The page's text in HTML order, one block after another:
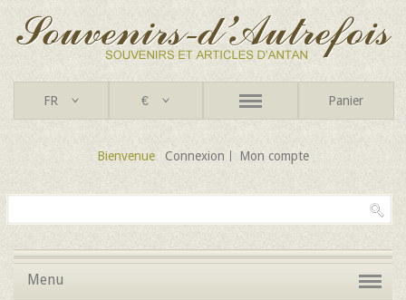
FR € Panier
Bienvenue Connexion Mon compte
Menu